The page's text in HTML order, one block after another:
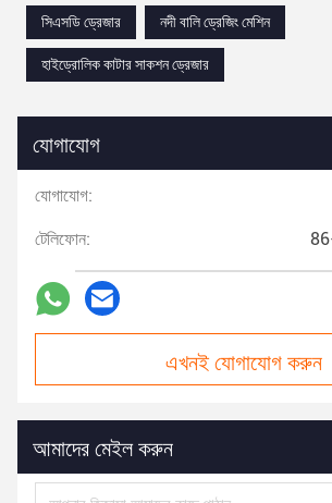
সিএসডি ড্রেজার
নদী বালি ড্রেজিং মেশিন
হাইড্রোলিক কাটার সাকশন ড্রেজার
যোগাযোগ
যোগাযোগ:
টেলিফোন:
এখনই যোগাযোগ করুন
আমাদের মেইল করুন